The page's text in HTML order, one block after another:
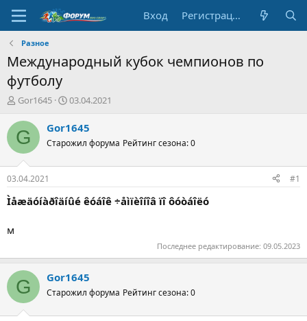
Вход Регистрация
Разное
Международный кубок чемпионов по
футболу
А
т
о
т
е
м
ы
Gor1645
Д
т
н
а
л
03.04.2021
G Gor1645
Старожил форума Рейтинг сезона: 0
03.04.2021 #1
Ìåæäóíàðîäíûé êóáîê ÷åìïèîíîâ ïî ôóòáîëó
м
Последнее редактирование: 09.05.2023
G Gor1645
Старожил форума Рейтинг сезона: 0